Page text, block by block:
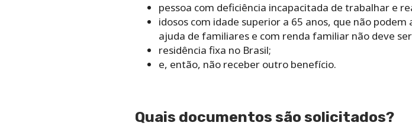
pessoa com deficiência incapacitada de trabalhar e
idosos com idade superior a 65 anos, que não
ajuda de familiares e com renda familiar não deve
residência fixa no Brasil;
e, então, não receber outro benefício.
Quais documentos são solicitados?